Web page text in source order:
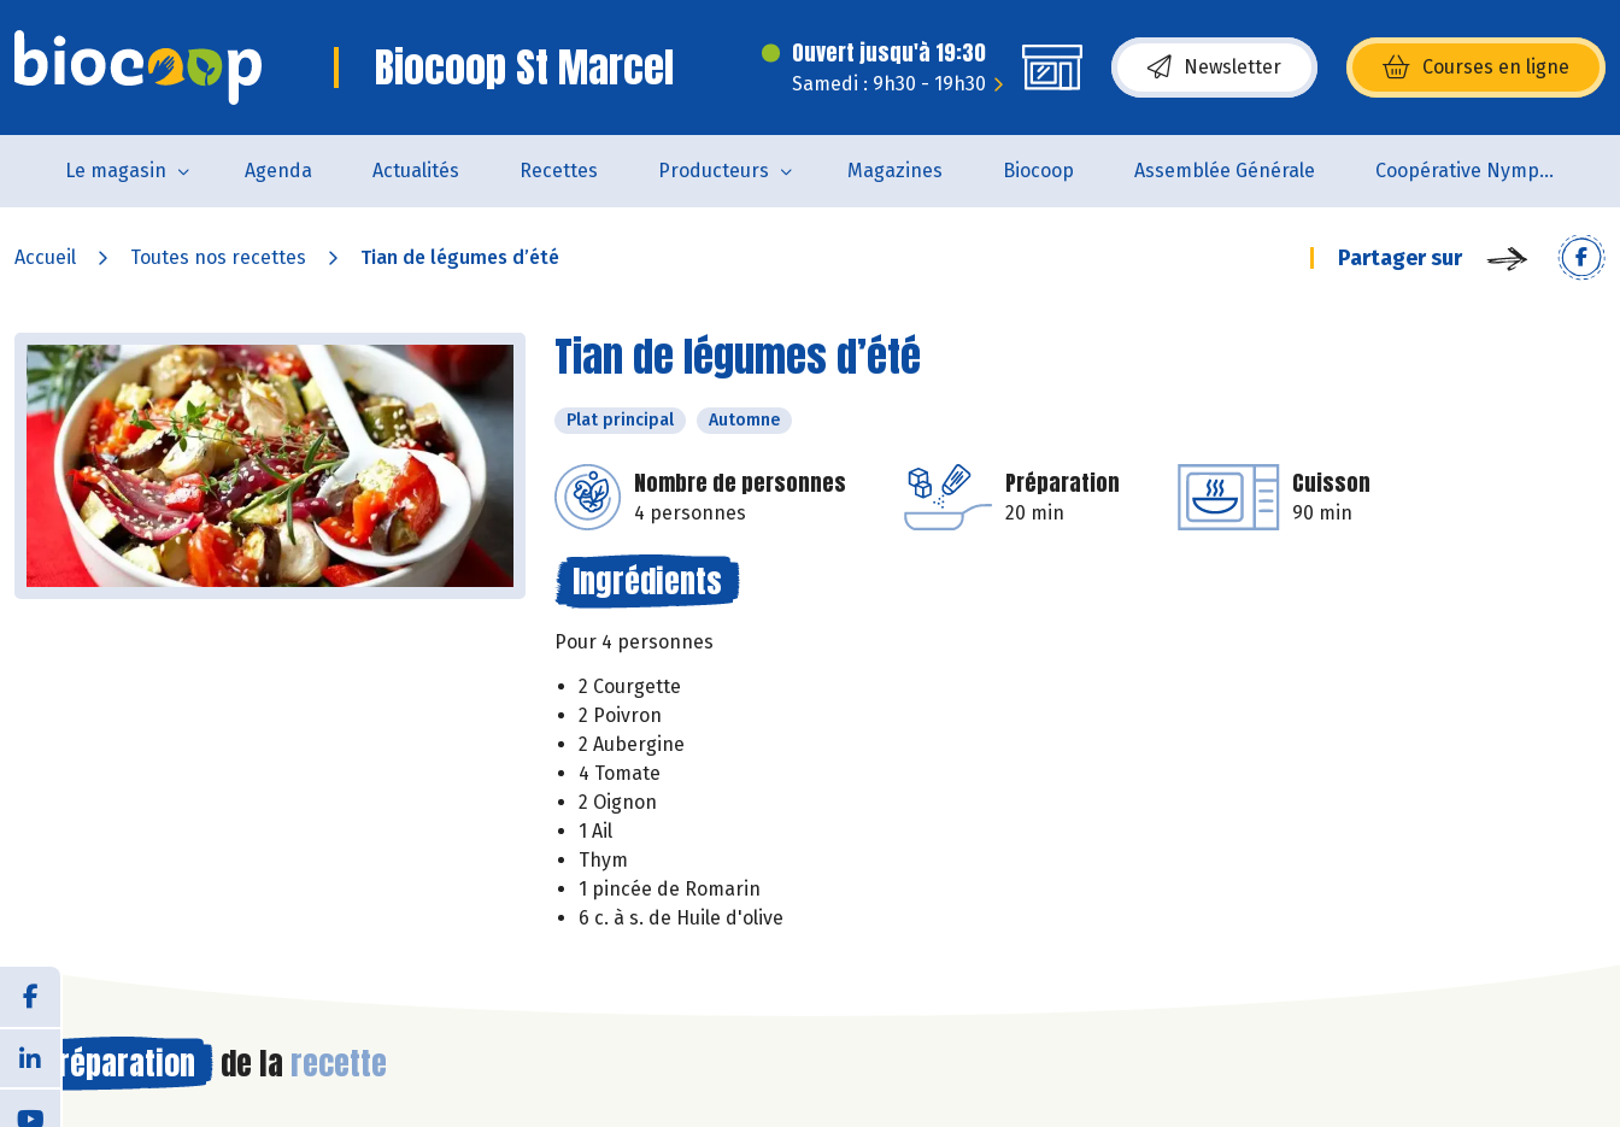
Biocoop St Marcel Ouvert jusqu'à 19:30
Samedi : 9h30 - 19h30
Newsletter Courses en ligne
(s’ouvre dans une nouvelle fenêtre)
Le magasin Agenda Actualités Recettes Producteurs Magazines Biocoop Assemblée Générale Coopérative Nymphéa
Accueil Toutes nos recettes Tian de légumes d’été Partager sur
Tian de légumes d’été
Plat principal Automne
Nombre de personnes
4 personnes
Préparation
20 min
Cuisson
90 min
Ingrédients
Pour 4 personnes
2 Courgette
2 Poivron
2 Aubergine
4 Tomate
2 Oignon
1 Ail
Thym
1 pincée de Romarin
6 c. à s. de Huile d'olive
Préparation de la recette